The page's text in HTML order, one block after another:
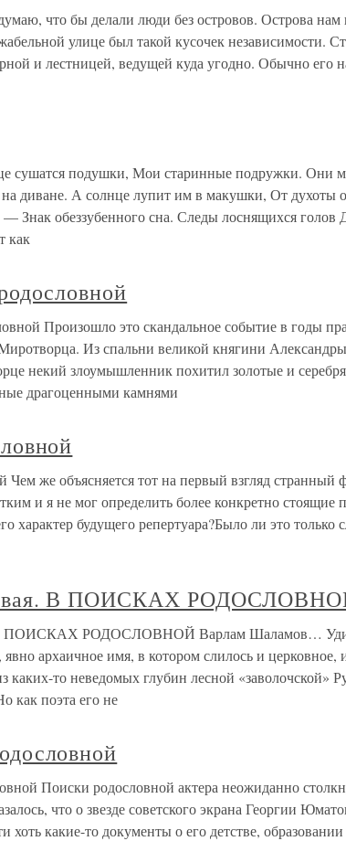
что бы делали люди без островов. Острова
улице был такой кусочек независимости.
и лестницей, ведущей куда угодно. Обычно
сушатся подушки, Мои старинные подружки. Они
на диване. А солнце лупит им в макушки, От
— Знак обеззубенного сна. Следы лоснящихся голов
как
Произошло это скандальное событие в годы
Из спальни великой княгини
некий злоумышленник похитил золотые и
драгоценными камнями
Чем же объясняется тот на первый взгляд странный
и я не мог определить более конкретно стоящие
характер будущего репертуара?Было ли это только
В ПОИСКАХ
В ПОИСКАХ РОДОСЛОВНОЙ Варлам Шаламов…
архаичное имя, в котором слилось и церковное,
каких-то неведомых глубин лесной «заволочской»
как поэта его не
Поиски родословной актера неожиданно
что о звезде советского экрана Георгии
хоть какие-то документы о его детстве,